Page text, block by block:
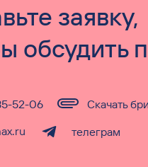
заявку,
обсудить
52-06
телеграм
Скачать